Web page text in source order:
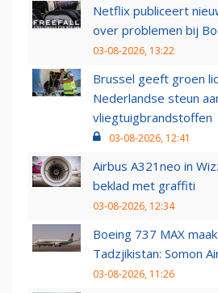
Netflix publiceert
over problemen bij
03-08-2026, 13:22
Brussel geeft groen
Nederlandse steun
vliegtuigbrandstoffen
03-08-2026, 12:41
Airbus A321neo in
beklad met graffiti
03-08-2026, 12:34
Boeing 737 MAX
Tadzjikistan: Somon
03-08-2026, 11:26